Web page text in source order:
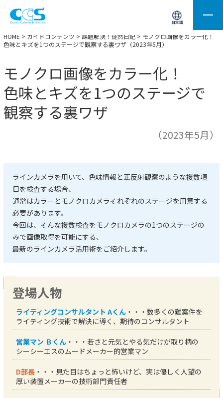
日本語
画像処理用の製品検索 サイト内検索(Enterで実行)
HOME > ガイドコンテンツ > 課題解決！徒然日記 > モノクロ画像をカラー化！
色味とキズを1つのステージで観察する裏ワザ（2023年5月）
モノクロ画像をカラー化！
色味とキズを1つのステージで
観察する裏ワザ
（2023年5月）
ラインカメラを用いて、色味情報と正反射観察のような複数項
目を検査する場合、
通常はカラーとモノクロカメラそれぞれのステージを用意する
必要があります。
今回は、そんな複数検査をモノクロカメラの1つのステージの
みで画像取得を可能にする、
最新のラインカメラ活用術をご紹介します。
登場人物
ライティングコンサルタント Aくん ・・・数多くの難案件を
ライティング技術で解決に導く、期待のコンサルタント
営業マン Ｂくん ・・・若さと元気とやる気だけが取り柄の
シーシーエスのムードメーカー的営業マン
D部長 ・・・見た目はちょっと怖いけど、実は優しく人望の
厚い装置メーカーの技術部門責任者